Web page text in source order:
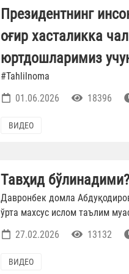
Президентнинг
оғир хасталикка
юртдошларимиз
#Tahlilnoma
01.06.2026
18396
ВИДЕО
Тавҳид бўлинадими?
Давронбек домла
ўрта махсус ислом таълим
27.02.2026
13132
ВИДЕО